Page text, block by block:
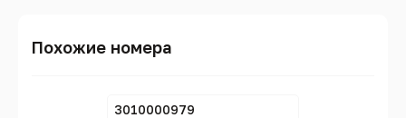
Похожие номера
3010000979